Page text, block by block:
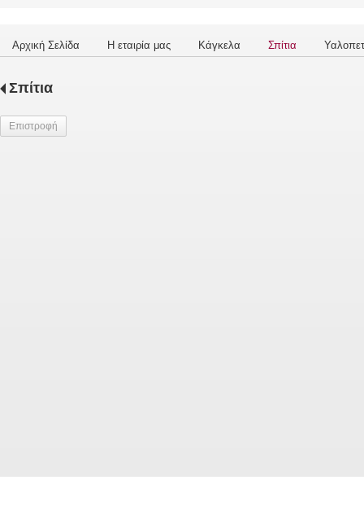
Αρχική Σελίδα Η εταιρία μας Κάγκελα Σπίτια
Σπίτια
Επιστροφή